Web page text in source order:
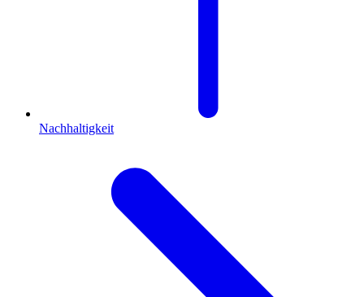
Nachhaltigkeit